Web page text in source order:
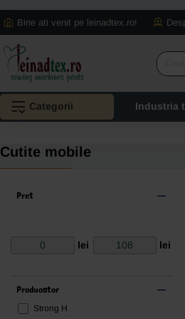
Bine ati venit pe leinadtex.ro!
Cauta
dorit...
Categorii Industria
Cutite mobile
Pret
lei lei
Producator
Strong H